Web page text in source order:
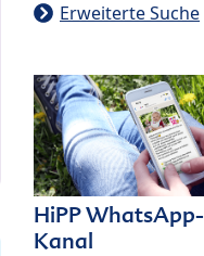
Erweiterte Suche
HiPP WhatsApp-
Kanal